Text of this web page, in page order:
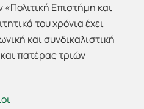
«Πολιτική Επιστήμη και
του χρόνια έχει
και συνδικαλιστική
πατέρας τριών